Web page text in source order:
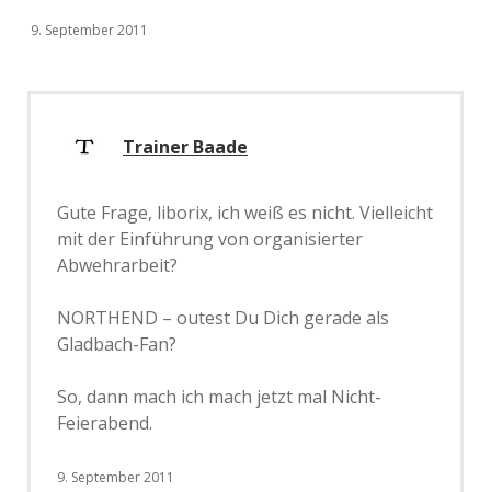
9. September 2011
Trainer Baade
Gute Frage, liborix, ich weiß es nicht. Vielleicht
mit der Einführung von organisierter
Abwehrarbeit?
NORTHEND – outest Du Dich gerade als
Gladbach-Fan?
So, dann mach ich mach jetzt mal Nicht-
Feierabend.
9. September 2011